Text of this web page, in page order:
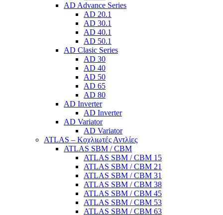
AD Advance Series
AD 20.1
AD 30.1
AD 40.1
AD 50.1
AD Clasic Series
AD 30
AD 40
AD 50
AD 65
AD 80
AD Inverter
AD Inverter
AD Variator
AD Variator
ATLAS – Κοχλιωτές Αντλίες
ATLAS SBM / CBM
ATLAS SBM / CBM 15
ATLAS SBM / CBM 21
ATLAS SBM / CBM 31
ATLAS SBM / CBM 38
ATLAS SBM / CBM 45
ATLAS SBM / CBM 53
ATLAS SBM / CBM 63